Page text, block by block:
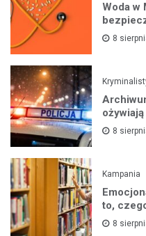
Woda w
8
8
Kampania
to,
8